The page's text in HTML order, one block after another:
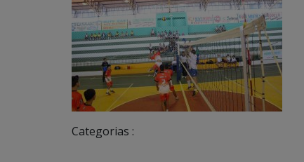
Categorias :